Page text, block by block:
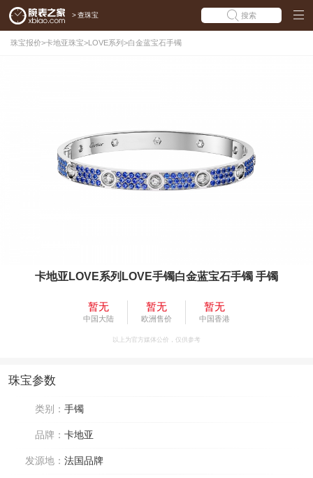
> 查珠宝 搜索
珠宝报价>卡地亚珠宝>LOVE系列 >白金蓝宝石手镯
卡地亚LOVE系列LOVE手镯白金蓝宝石手镯 手镯
暂无
中国大陆
暂无
欧洲售价
暂无
中国香港
以上为官方媒体公价，仅供参考
珠宝参数
类别： 手镯
品牌： 卡地亚
发源地： 法国品牌